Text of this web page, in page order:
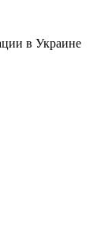
в Украине